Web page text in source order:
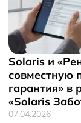
Solaris и
совместную
гарантия» в
«Solaris
07.04.2026